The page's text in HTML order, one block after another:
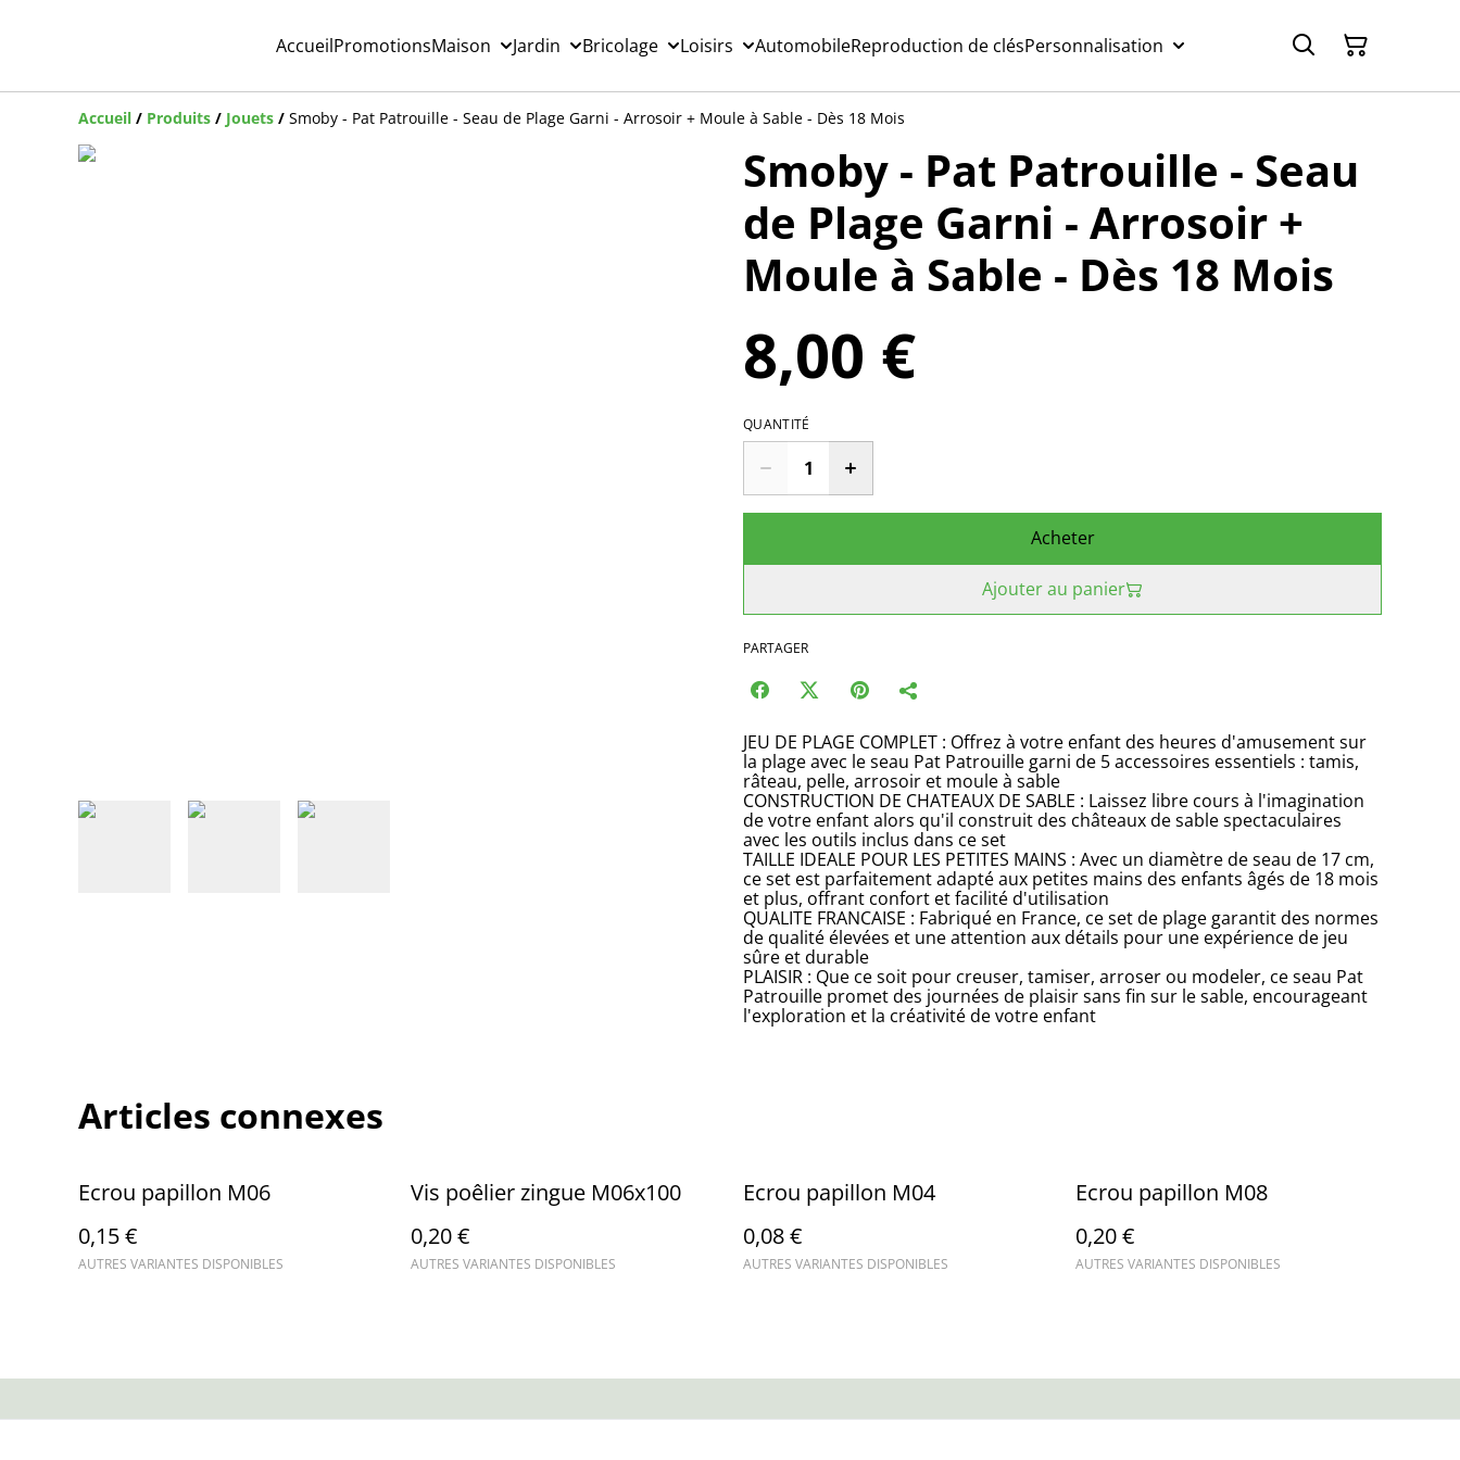
AccueilPromotionsMaison Jardin Bricolage Loisirs AutomobileReproduction de clésPersonnalisation
Accueil / Produits / Jouets / Smoby - Pat Patrouille - Seau de Plage Garni - Arrosoir + Moule à Sable - Dès 18 Mois
Smoby - Pat Patrouille - Seau
de Plage Garni - Arrosoir +
Moule à Sable - Dès 18 Mois
8,00 €
QUANTITÉ
Acheter
Ajouter au panier
PARTAGER
JEU DE PLAGE COMPLET : Offrez à votre enfant des heures d'amusement sur
la plage avec le seau Pat Patrouille garni de 5 accessoires essentiels : tamis,
râteau, pelle, arrosoir et moule à sable
CONSTRUCTION DE CHATEAUX DE SABLE : Laissez libre cours à l'imagination
de votre enfant alors qu'il construit des châteaux de sable spectaculaires
avec les outils inclus dans ce set
TAILLE IDEALE POUR LES PETITES MAINS : Avec un diamètre de seau de 17 cm,
ce set est parfaitement adapté aux petites mains des enfants âgés de 18 mois
et plus, offrant confort et facilité d'utilisation
QUALITE FRANCAISE : Fabriqué en France, ce set de plage garantit des normes
de qualité élevées et une attention aux détails pour une expérience de jeu
sûre et durable
PLAISIR : Que ce soit pour creuser, tamiser, arroser ou modeler, ce seau Pat
Patrouille promet des journées de plaisir sans fin sur le sable, encourageant
l'exploration et la créativité de votre enfant
Articles connexes
Ecrou papillon M06
0,15 €
AUTRES VARIANTES DISPONIBLES
Vis poêlier zingue M06x100
0,20 €
AUTRES VARIANTES DISPONIBLES
Ecrou papillon M04
0,08 €
AUTRES VARIANTES DISPONIBLES
Ecrou papillon M08
0,20 €
AUTRES VARIANTES DISPONIBLES